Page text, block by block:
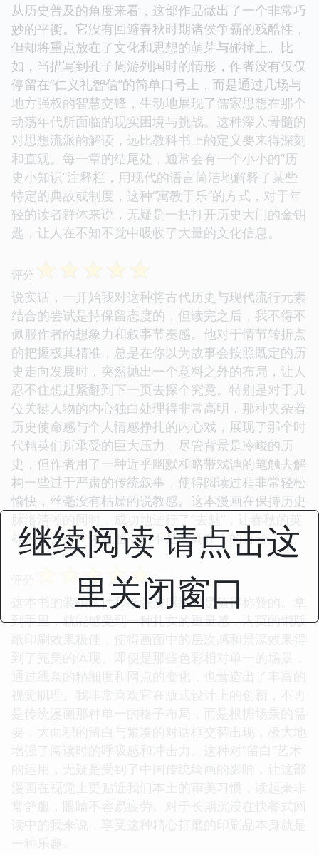
从历史普及的角度来看，这部作品做出了一个非常巧
妙的平衡。它没有回避春秋时期诸侯争霸的残酷性，
但却将重点放在了文化和思想的萌芽与碰撞上。比
如，当描写到孔子周游列国时的情形，作者没有仅仅
停留在“仁义礼智信”的简单口号上，而是通过几场与
地方强权的智慧交锋，生动地展现了儒家思想在那个
动荡年代所面临的现实困境与挑战。这种深入骨髓的
对思想流派的解读，远比教科书上的定义要来得深刻
和直观。每一章的结尾处，通常会有一个小小的“历
史小知识”注释栏，用现代的语言简洁地解释了某些
特定的典故或制度，这种“寓教于乐”的方式，对于年
轻的读者群体来说，无疑是一把打开历史大门的金钥
匙，让人在不知不觉中吸收了大量的文化信息。
评分 ☆☆☆☆☆
说实话，一开始我对这种将古代历史与现代流行元素
结合的尝试是持保留态度的，但读完之后，我不得不
佩服作者的想象力和叙事节奏感。他对于情节转折点
的把握极其精准，总是在你以为故事会按照既定的历
史走向发展时，突然抛出一个意料之外的布局，让人
忍不住想赶紧翻到下一页去探个究竟。特别是对于几
位关键人物的内心独白处理得非常高明，那种夹杂着
历史使命感与个人情感挣扎的内心戏，展现了那个时
代精英们所承受的巨大压力。尽管背景是冷峻的历
史，但作者用了一种近乎幽默和略带戏谑的笔触去解
构一些过于严肃的传统叙事，使得阅读过程非常轻松
愉快，丝毫没有枯燥的说教感。这本漫画在保持历史
雄人物变得立体可感，而不是高高在上的符号。
☆☆ ☆☆
这本书的装帧设计和纸张质感绝对是值得称赞的。拿
到手里，就能感受到一种扎实的重量感，内页的铜版
继续阅读 请点击这
里关闭窗口